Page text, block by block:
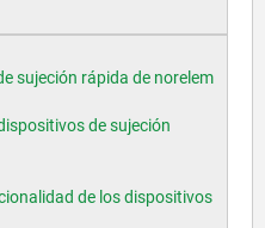
sujeción rápida de norelem
de sujeción
de los dispositivos